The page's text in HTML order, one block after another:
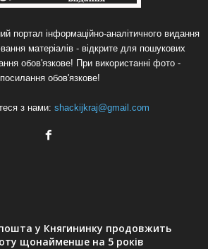
портал інформаційно-аналітичного видання
матеріалів - відкрите для пошукових
обов'язкове! При використанні фото -
посилання обов'язкове!
з нами: shackijkraj@gmail.com
у Княгининку продовжить
щонайменше на 5 років